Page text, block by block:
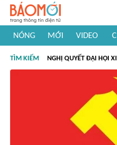
NÓNG MỚI VIDEO
#Khám phá thế giới
TÌM KIẾM NGHỊ QUYẾT ĐẠI HỘI